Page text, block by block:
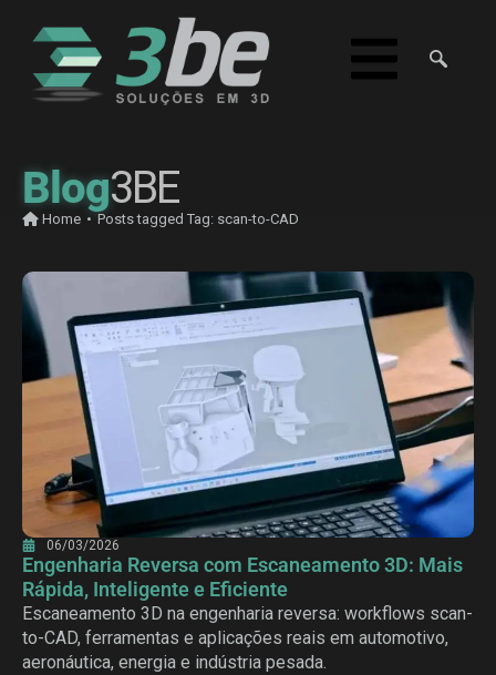
Blog3BE
Home • Posts tagged Tag: scan-to-CAD
06/03/2026
Engenharia Reversa com Escaneamento 3D: Mais
Rápida, Inteligente e Eficiente
Escaneamento 3D na engenharia reversa: workflows scan-
to-CAD, ferramentas e aplicações reais em automotivo,
aeronáutica, energia e indústria pesada.